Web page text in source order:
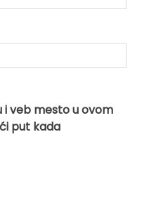
i veb mesto u ovom
put kada